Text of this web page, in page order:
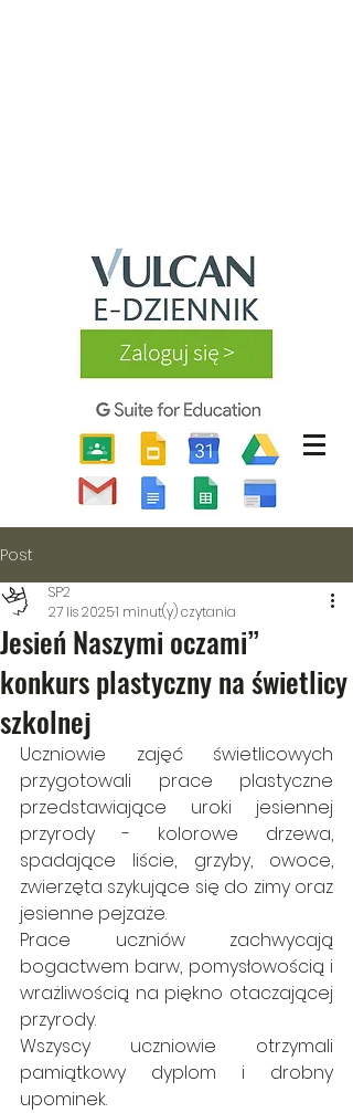
Post
Jesień Naszymi oczami”
konkurs plastyczny na świetlicy
szkolnej
SP2
27 lis 20251 minut(y) czytania
Uczniowie zajęć świetlicowych
przygotowali prace plastyczne
przedstawiające uroki jesiennej
przyrody - kolorowe drzewa,
spadające liście, grzyby, owoce,
zwierzęta szykujące się do zimy oraz
jesienne pejzaże.
Prace uczniów zachwycają
bogactwem barw, pomysłowością i
wrażliwością na piękno otaczającej
przyrody.
Wszyscy uczniowie otrzymali
pamiątkowy dyplom i drobny
upominek.